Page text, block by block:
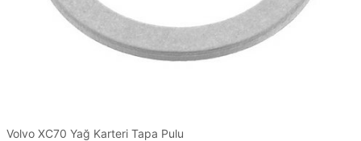
Volvo XC70 Yağ Karteri Tapa Pulu